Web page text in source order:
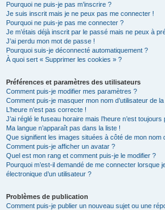
Pourquoi ne puis-je pas m’inscrire ?
Je suis inscrit mais je ne peux pas me connecter !
Pourquoi ne puis-je pas me connecter ?
Je m’étais déjà inscrit par le passé mais ne peux à
J’ai perdu mon mot de passe !
Pourquoi suis-je déconnecté automatiquement ?
À quoi sert « Supprimer les cookies » ?
Préférences et paramètres des utilisateurs
Comment puis-je modifier mes paramètres ?
Comment puis-je masquer mon nom d’utilisateur de
L’heure n’est pas correcte !
J’ai réglé le fuseau horaire mais l’heure n’est
Ma langue n’apparaît pas dans la liste !
Que signifient les images situées à côté de mon nom
Comment puis-je afficher un avatar ?
Quel est mon rang et comment puis-je le modifier ?
Pourquoi m’est-il demandé de me connecter lorsque
électronique d’un utilisateur ?
Problèmes de publication
Comment puis-je publier un nouveau sujet ou une